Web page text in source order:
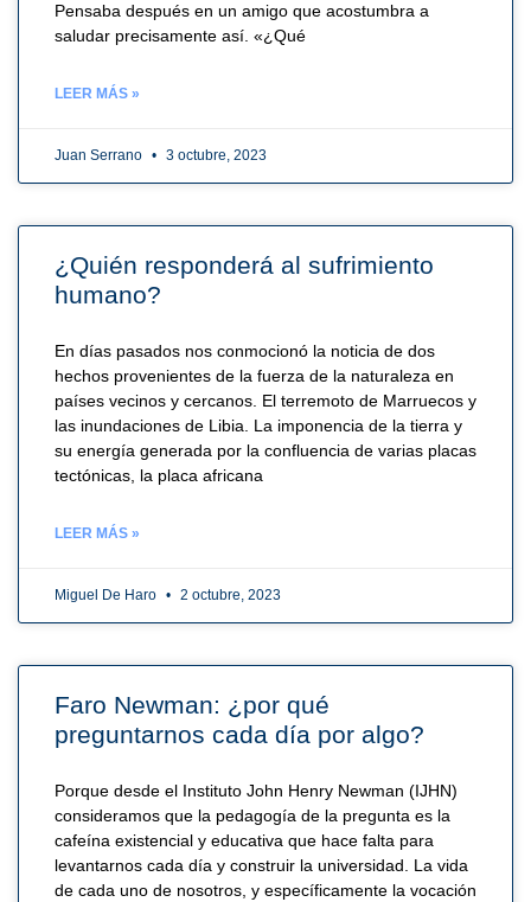
Pensaba después en un amigo que acostumbra a
saludar precisamente así. «¿Qué
LEER MÁS »
Juan Serrano 3 octubre, 2023
¿Quién responderá al sufrimiento
humano?
En días pasados nos conmocionó la noticia de dos
hechos provenientes de la fuerza de la naturaleza en
países vecinos y cercanos. El terremoto de Marruecos y
las inundaciones de Libia. La imponencia de la tierra y
su energía generada por la confluencia de varias placas
tectónicas, la placa africana
LEER MÁS »
Miguel De Haro 2 octubre, 2023
Faro Newman: ¿por qué
preguntarnos cada día por algo?
Porque desde el Instituto John Henry Newman (IJHN)
consideramos que la pedagogía de la pregunta es la
cafeína existencial y educativa que hace falta para
levantarnos cada día y construir la universidad. La vida
de cada uno de nosotros, y específicamente la vocación